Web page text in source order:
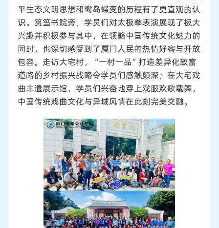
平生态文明思想和鹭岛蝶变的历程有了更直观的认
识。筼筜书院旁，学员们对太极拳表演展现了极大
兴趣并积极参与其中，在领略中国传统文化魅力的
同时，也深切感受到了厦门人民的热情好客与开放
包容。走访大宅村，“一村一品”打造差异化致富
道路的乡村振兴战略令学员们感触颇深；在大宅戏
曲非遗展示馆，学员们兴奋地穿上戏服欢歌载舞，
中国传统戏曲文化与异域风情在此刻完美交融。